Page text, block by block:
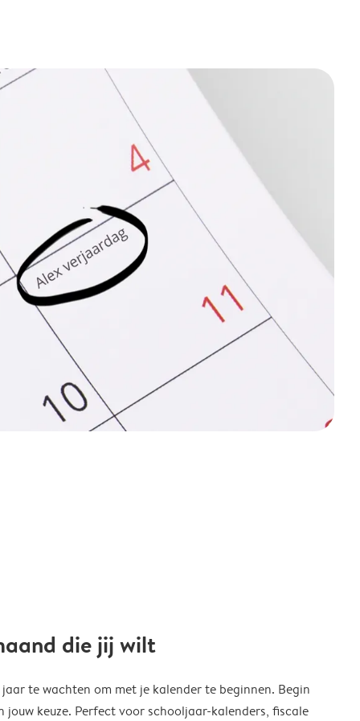
die jij wilt
te wachten om met je kalender te beginnen. Begin
jouw keuze. Perfect voor schooljaar-kalenders, fiscale